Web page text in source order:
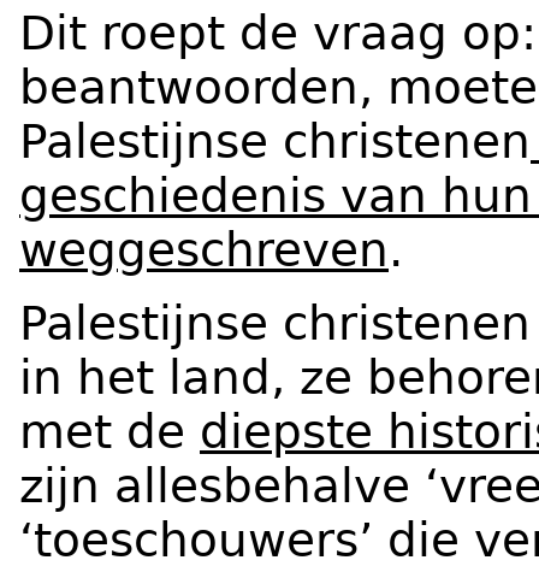
Dit roept de vraag
beantwoorden,
Palestijnse christenen
geschiedenis van
weggeschreven.
Palestijnse
in het land, ze
met de diepste
zijn allesbehalve
‘toeschouwers’ die